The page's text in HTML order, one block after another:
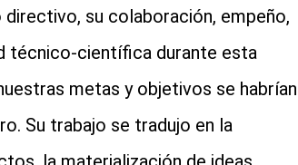
su colaboración, empeño,
técnico-científica durante esta
metas y objetivos se habrían
Su trabajo se tradujo en la